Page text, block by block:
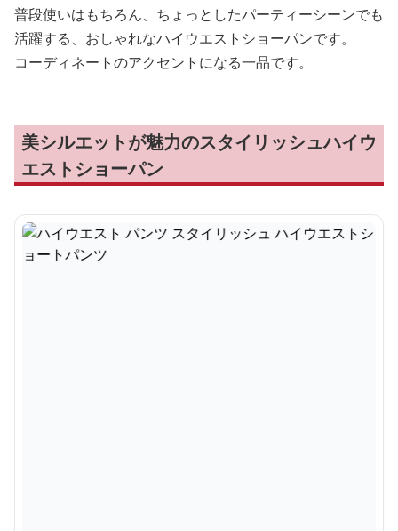
普段使いはもちろん、ちょっとしたパーティーシーンでも
活躍する、おしゃれなハイウエストショーパンです。
コーディネートのアクセントになる一品です。
美シルエットが魅力のスタイリッシュハイウ
エストショーパン